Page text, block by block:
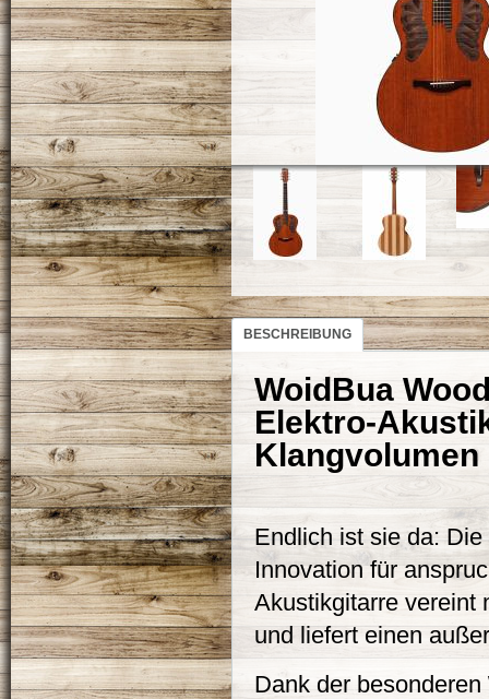
BESCHREIBUNG
WoidBua
Elektro-
Klangvolumen
Endlich ist sie da:
Innovation für
Akustikgitarre vereint
und liefert einen
Dank der besonderen